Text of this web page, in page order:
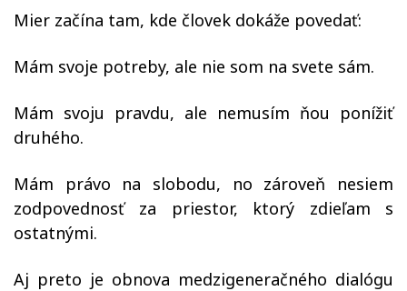
Mier začína tam, kde človek dokáže povedať:
Mám svoje potreby, ale nie som na svete sám.
Mám svoju pravdu, ale nemusím ňou ponížiť
druhého.
Mám právo na slobodu, no zároveň nesiem
zodpovednosť za priestor, ktorý zdieľam s
ostatnými.
Aj preto je obnova medzigeneračného dialógu